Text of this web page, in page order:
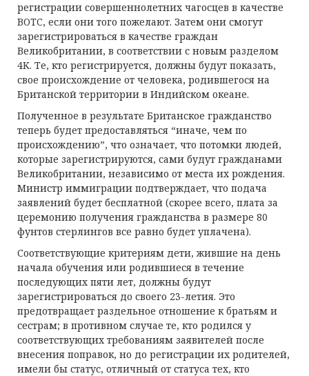
регистрации совершеннолетних чагосцев в качестве
BOTC, если они того пожелают. Затем они смогут
зарегистрироваться в качестве граждан
Великобритании, в соответствии с новым разделом
4K. Те, кто регистрируется, должны будут показать,
свое происхождение от человека, родившегося на
Британской территории в Индийском океане.
Полученное в результате Британское гражданство
теперь будет предоставляться “иначе, чем по
происхождению”, что означает, что потомки людей,
которые зарегистрируются, сами будут гражданами
Великобритании, независимо от места их рождения.
Министр иммиграции подтверждает, что подача
заявлений будет бесплатной (скорее всего, плата за
церемонию получения гражданства в размере 80
фунтов стерлингов все равно будет уплачена).
Соответствующие критериям дети, жившие на день
начала обучения или родившиеся в течение
последующих пяти лет, должны будут
зарегистрироваться до своего 23-летия. Это
предотвращает раздельное отношение к братьям и
сестрам; в противном случае те, кто родился у
соответствующих требованиям заявителей после
внесения поправок, но до регистрации их родителей,
имели бы статус, отличный от статуса тех, кто